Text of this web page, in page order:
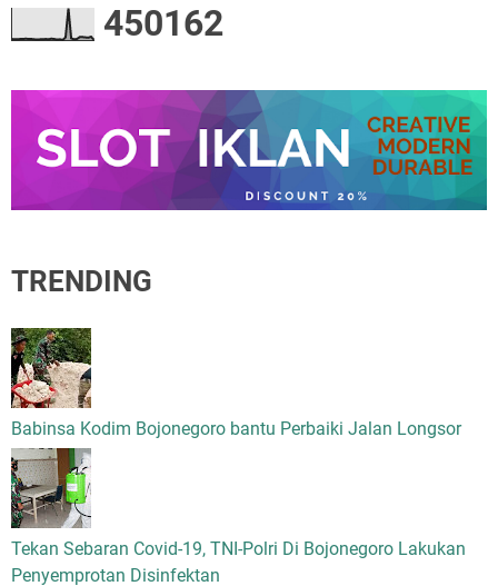
450162
TRENDING
Babinsa Kodim Bojonegoro bantu Perbaiki Jalan Longsor
Tekan Sebaran Covid-19, TNI-Polri Di Bojonegoro Lakukan
Penyemprotan Disinfektan